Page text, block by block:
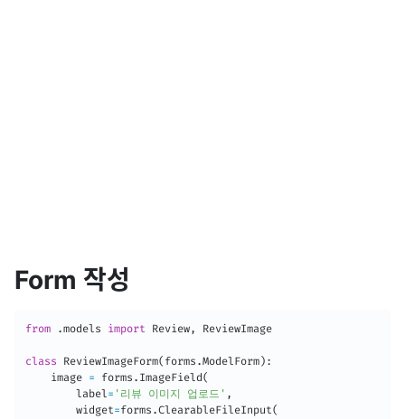
Form 작성
from .models import Review, ReviewImage
class ReviewImageForm( forms .ModelForm ) :
    image
= forms . ImageField (
        label
= '리뷰 이미지 업로드' ,
        widget
=forms .ClearableFileInput(